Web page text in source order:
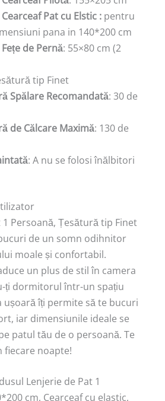
Pat cu Elstic : pentru
pana in 140*200 cm
de Pernă: 55×80 cm (2
tip Finet
Spălare Recomandată: 30 de
de Călcare Maximă: 130 de
: A nu se folosi înălbitori
1 Persoană, Țesătură tip Finet
de un somn odihnitor
moale și confortabil.
un plus de stil în camera
ți dormitorul într-un spațiu
îți permite să te bucuri
iar dimensiunile ideale se
patul tău de o persoană. Te
fiecare noapte!
Lenjerie de Pat 1
cm, Cearceaf cu elastic,